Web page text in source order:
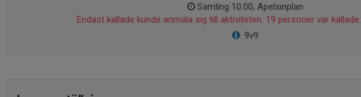
Samling 10:00, Apelsinplan
Endast kallade kunde anmäla sig till aktiviteten. 19 personer var kallade.
9v9